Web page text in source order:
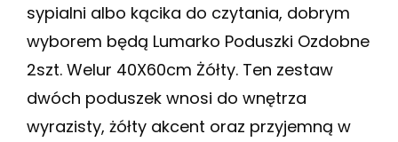
sypialni albo kącika do czytania, dobrym
wyborem będą Lumarko Poduszki Ozdobne
2szt. Welur 40X60cm Żółty. Ten zestaw
dwóch poduszek wnosi do wnętrza
wyrazisty, żółty akcent oraz przyjemną w